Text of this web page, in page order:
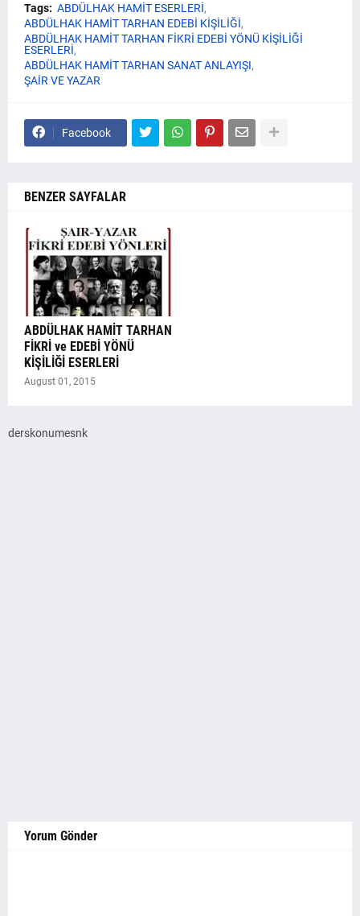
Tags: ABDÜLHAK HAMİT ESERLERİ
ABDÜLHAK HAMİT TARHAN EDEBİ KİŞİLİĞİ
ABDÜLHAK HAMİT TARHAN FİKRİ EDEBİ YÖNÜ KİŞİLİĞİ
ESERLERİ
ABDÜLHAK HAMİT TARHAN SANAT ANLAYIŞI
ŞAİR VE YAZAR
Facebook
BENZER SAYFALAR
ABDÜLHAK HAMİT TARHAN
FİKRİ ve EDEBİ YÖNÜ
KİŞİLİĞİ ESERLERİ
August 01, 2015
derskonumesnk
Yorum Gönder